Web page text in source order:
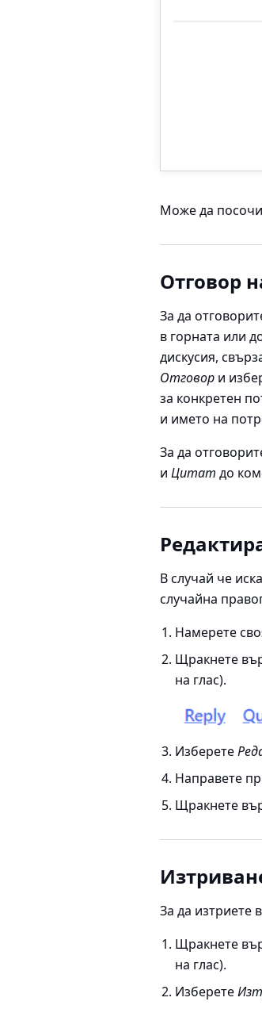
Може да
Отговор
За да
в горната или
дискусия,
Отговор и
за конкретен
и името на
За да
и Цитат до
В случай че
случайна
Намерете
Щракнете
на глас).
Изберете
Направете
Щракнете
За да изтриете
Щракнете
на глас).
Изберете